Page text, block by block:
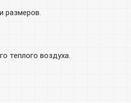
размеров.
теплого воздуха.